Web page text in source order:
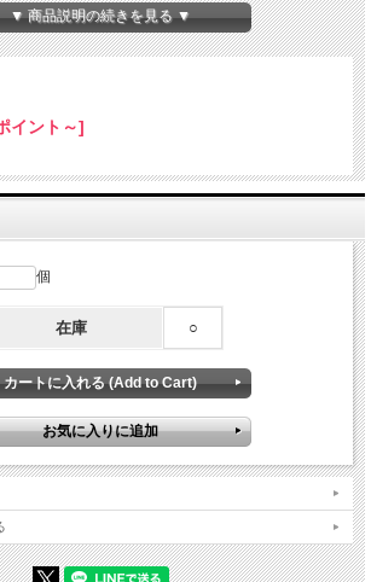
店のお任せになります。
チョウガイ（黒蝶貝） 学名：Pinctada margaritifera 生
南、沖縄、インド・西太平洋
▼ 商品説明の続きを見る ▼
イント～]
個
在庫 ○